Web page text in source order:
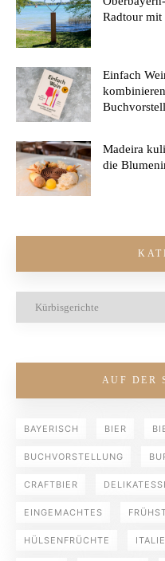
Radtour mit
Einfach
Madeira
die
AUF DER
BAYERISCH BIER
BUCHVORSTELLUNG
CRAFTBIER
EINGEMACHTES
HÜLSENFRÜCHTE